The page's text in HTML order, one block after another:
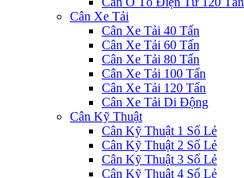
Cân Xe Tải
Cân Xe Tải 40 Tấn
Cân Xe Tải 60 Tấn
Cân Xe Tải 80 Tấn
Cân Xe Tải 100 Tấn
Cân Xe Tải 120 Tấn
Cân Xe Tải Di Động
Cân Kỹ Thuật
Cân Kỹ Thuật 1 Số Lẻ
Cân Kỹ Thuật 2 Số Lẻ
Cân Kỹ Thuật 3 Số Lẻ
Cân Kỹ Thuật 4 Số Lẻ